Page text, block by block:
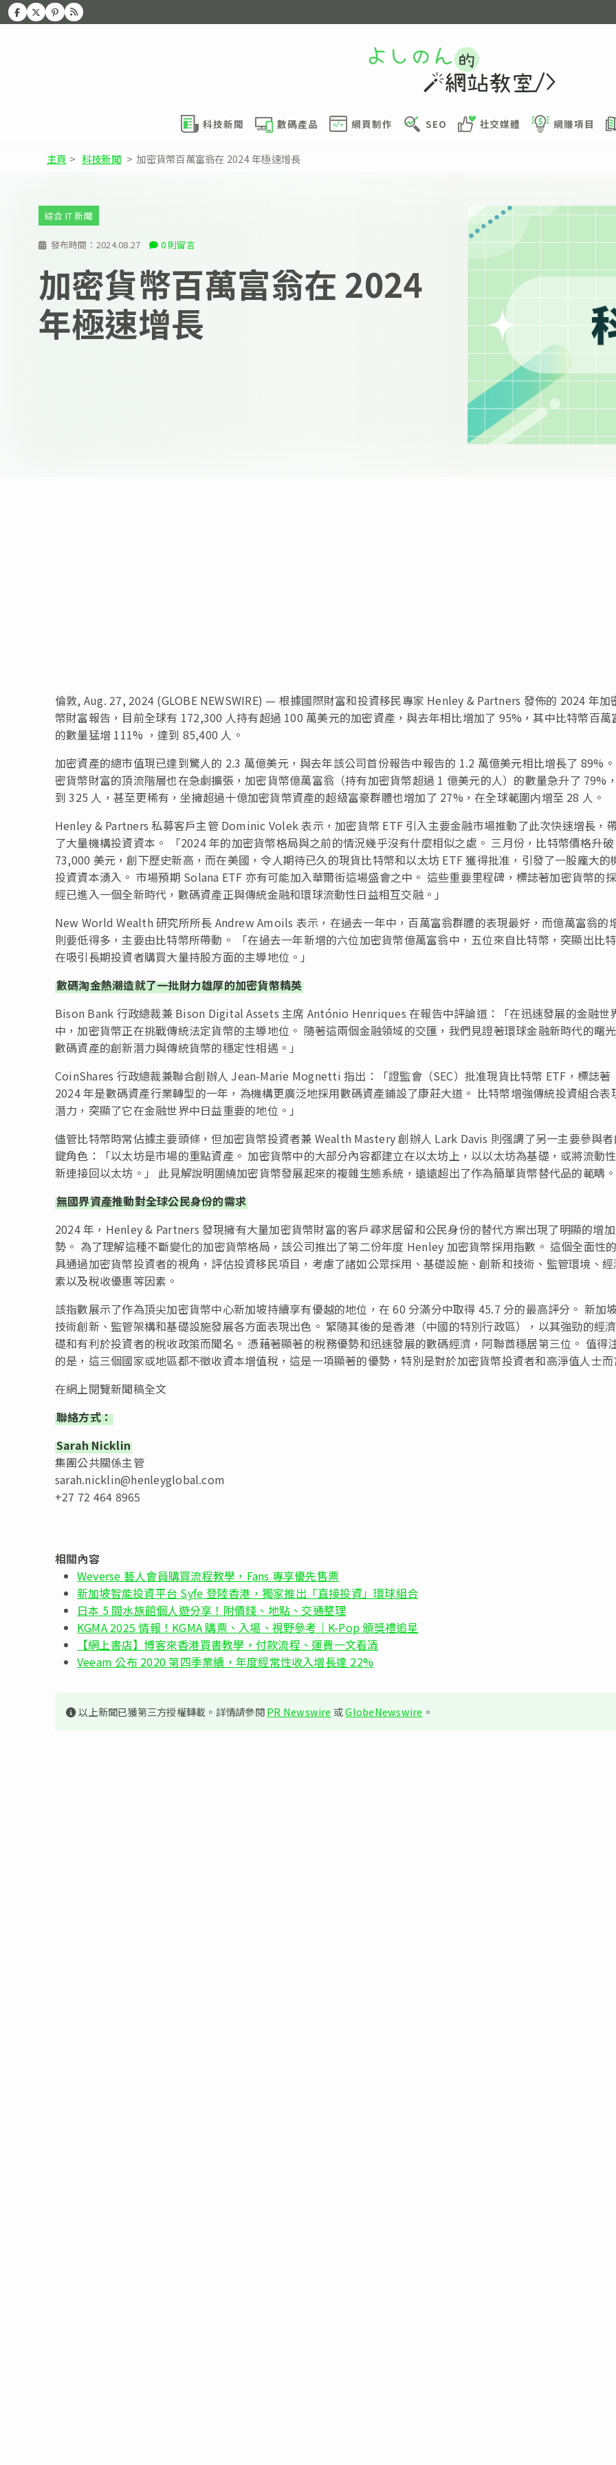
科技新聞 數碼產品 網頁制作 SEO 社交媒體 網賺項目
主頁 > 科技新聞 > 加密貨幣百萬富翁在 2024 年極速增長
發布時間： 2024.08.27 0 則留言
綜合 IT 新聞
加密貨幣百萬富翁在 2024
年極速增長
倫敦, Aug. 27, 2024 (GLOBE NEWSWIRE) — 根據國際財富和投資移民專家 Henley & Partners 發佈的 2024 年加
幣財富報告，目前全球有 172,300 人持有超過 100 萬美元的加密資產，與去年相比增加了 95%，其中比特幣百萬
的數量猛增 111% ，達到 85,400 人。
加密資產的總市值現已達到驚人的 2.3 萬億美元，與去年該公司首份報告中報告的 1.2 萬億美元相比增長了 89%
密貨幣財富的頂流階層也在急劇擴張，加密貨幣億萬富翁（持有加密貨幣超過 1 億美元的人）的數量急升了 79%
到 325 人，甚至更稀有，坐擁超過十億加密貨幣資產的超級富豪群體也增加了 27%，在全球範圍内增至 28 人。
Henley & Partners 私募客戶主管 Dominic Volek 表示，加密貨幣 ETF 引入主要金融市場推動了此次快速增長，
了大量機構投資資本。 「2024 年的加密貨幣格局與之前的情況幾乎沒有什麼相似之處。 三月份，比特幣價格升破
73,000 美元，創下歷史新高，而在美國，令人期待已久的現貨比特幣和以太坊 ETF 獲得批准，引發了一股龐大的
投資資本湧入。 市場預期 Solana ETF 亦有可能加入華爾街這場盛會之中。 這些重要里程碑，標誌著加密貨幣的
經已進入一個全新時代，數碼資產正與傳統金融和環球流動性日益相互交融。」
New World Wealth 研究所所長 Andrew Amoils 表示，在過去一年中，百萬富翁群體的表現最好，而億萬富翁的
則要低得多，主要由比特幣所帶動。 「在過去一年新增的六位加密貨幣億萬富翁中，五位來自比特幣，突顯出比
在吸引長期投資者購買大量持股方面的主導地位。」
數碼淘金熱潮造就了一批財力雄厚的加密貨幣精英
Bison Bank 行政總裁兼 Bison Digital Assets 主席 António Henriques 在報告中評論道：「在迅速發展的金融世
中，加密貨幣正在挑戰傳統法定貨幣的主導地位。 隨著這兩個金融領域的交匯，我們見證著環球金融新時代的曙光
數碼資產的創新潛力與傳統貨幣的穩定性相遇。」
CoinShares 行政總裁兼聯合創辦人 Jean-Marie Mognetti 指出：「證監會（SEC）批准現貨比特幣 ETF，標誌著
2024 年是數碼資產行業轉型的一年，為機構更廣泛地採用數碼資產鋪設了康莊大道。 比特幣增強傳統投資組合表
潛力，突顯了它在金融世界中日益重要的地位。」
儘管比特幣時常佔據主要頭條，但加密貨幣投資者兼 Wealth Mastery 創辦人 Lark Davis 則强調了另一主要參與
鍵角色：「以太坊是市場的重點資產。 加密貨幣中的大部分內容都建立在以太坊上，以以太坊為基礎，或將流動
新連接回以太坊。」 此見解說明圍繞加密貨幣發展起來的複雜生態系統，遠遠超出了作為簡單貨幣替代品的範疇。
無國界資產推動對全球公民身份的需求
2024 年，Henley & Partners 發現擁有大量加密貨幣財富的客戶尋求居留和公民身份的替代方案出現了明顯的增
勢。 為了理解這種不斷變化的加密貨幣格局，該公司推出了第二份年度 Henley 加密貨幣採用指數。 這個全面性
具通過加密貨幣投資者的視角，評估投資移民項目，考慮了諸如公眾採用、基礎設施、創新和技術、監管環境、經
素以及稅收優惠等因素。
該指數展示了作為頂尖加密貨幣中心新加坡持續享有優越的地位，在 60 分滿分中取得 45.7 分的最高評分。 新加
技術創新、監管架構和基礎設施發展各方面表現出色。 緊隨其後的是香港（中國的特別行政區），以其強勁的經
礎和有利於投資者的稅收政策而聞名。 憑藉著顯著的稅務優勢和迅速發展的數碼經濟，阿聯酋穩居第三位。 值得
的是，這三個國家或地區都不徵收資本增值稅，這是一項顯著的優勢，特別是對於加密貨幣投資者和高淨值人士而
在網上閱覽新聞稿全文
聯絡方式：
Sarah Nicklin
集團公共關係主管
sarah.nicklin@henleyglobal.com
+27 72 464 8965
相關內容
Weverse 藝人會員購買流程教學，Fans 專享優先售票
新加坡智能投資平台 Syfe 登陸香港，獨家推出「直接投資」環球組合
日本 5 間水族館個人遊分享！附價錢、地點、交通整理
KGMA 2025 情報！KGMA 購票、入場、視野參考｜K-Pop 頒獎禮追星
【網上書店】博客來香港買書教學，付款流程、運費一文看清
Veeam 公布 2020 第四季業續，年度經常性收入增長達 22%
以上新聞已獲第三方授權轉載。詳情請參閱PR Newswire 或GlobeNewswire 。